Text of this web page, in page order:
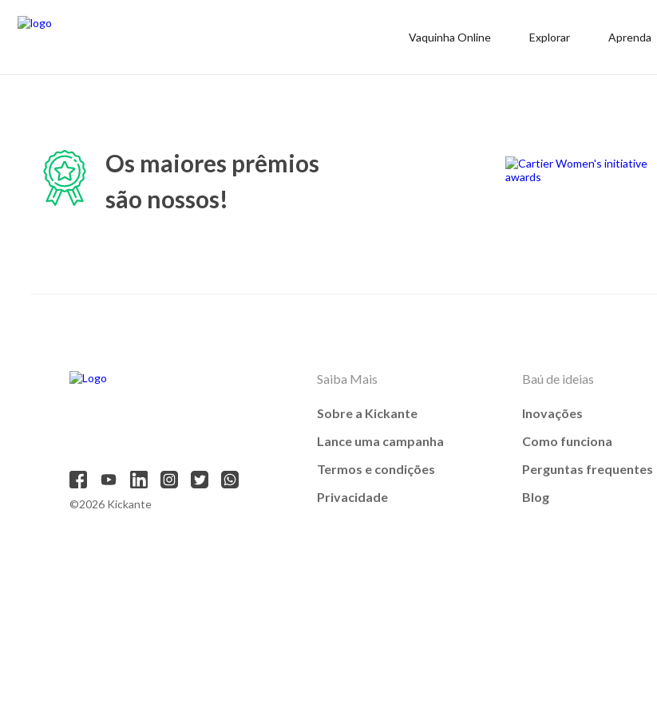
Vaquinha Online Explorar Aprenda
Os maiores prêmios
são nossos!
©2026 Kickante
Saiba Mais
Sobre a Kickante
Lance uma campanha
Termos e condições
Privacidade
Baú de ideias
Inovações
Como funciona
Perguntas frequentes
Blog